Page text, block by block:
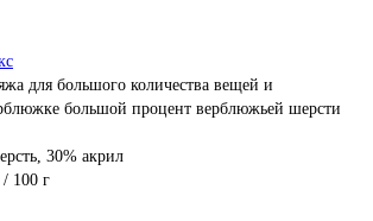
для большого количества вещей и
большой процент верблюжьей шерсти
30% акрил
100 г